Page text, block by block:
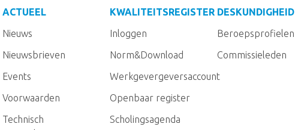
ACTUEEL
Nieuws
Nieuwsbrieven
Events
Voorwaarden
Technisch
KWALITEITSREGISTER
Inloggen
Norm&Download
Werkgevergeversaccount
Openbaar register
Scholingsagenda
DESKUNDIGHEID
Beroepsprofielen
Commissieleden